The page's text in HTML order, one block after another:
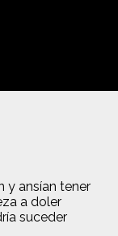
y ansían tener
a doler
suceder